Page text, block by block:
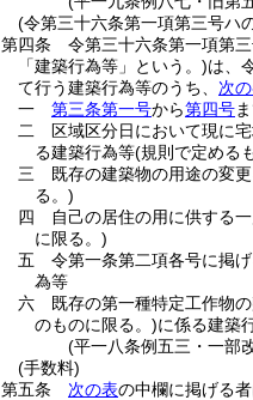
(令第三十六条第一項第三号ハ
第四条
令第三十六条第一項第
「建築行為等」という。)は、
て行う建築行為等のうち、 次
一
第三条第一号から第四号
二
区域区分日において現に
る建築行為等(規則で定める
三
既存の建築物の用途の変
る。)
四
自己の居住の用に供する
に限る。)
五
令第一条第二項各号に掲
為等
六
既存の第一種特定工作物
のものに限る。)に係る建築
(平一八条例五三・一部
(手数料)
第五条
次の表の中欄に掲げる